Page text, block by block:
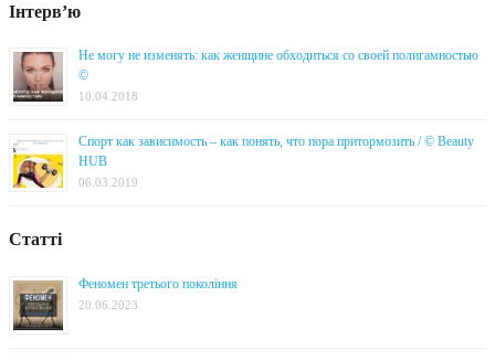
Інтерв’ю
Не могу не изменять: как женщине обходиться со своей полигамностью
©
10.04.2018
Спорт как зависимость – как понять, что пора притормозить / © Beauty
HUB
06.03.2019
Статті
Феномен третього покоління
20.06.2023